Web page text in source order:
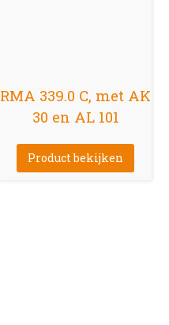
RMA 339.0 C, met AK
30 en AL 101
Product bekijken